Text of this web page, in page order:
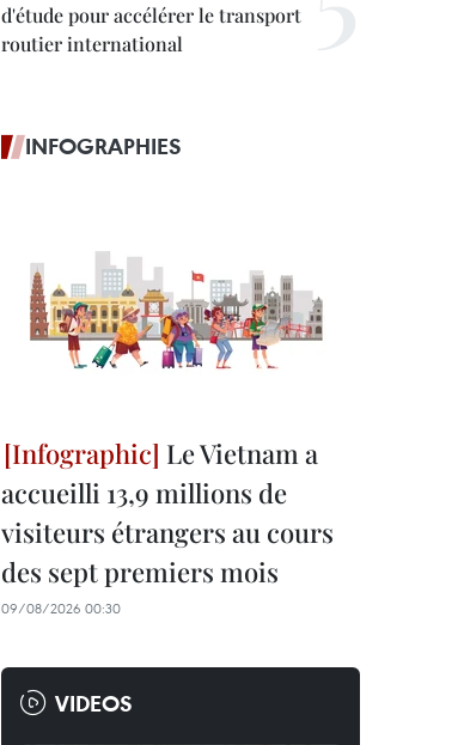
d'étude pour accélérer le transport
routier international
INFOGRAPHIES
Le Vietnam a
accueilli 13,9 millions de
visiteurs étrangers au cours
des sept premiers mois
09/08/2026 00:30
VIDEOS